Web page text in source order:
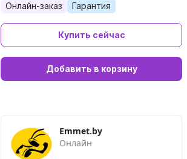
Онлайн-заказ Гарантия
Купить сейчас
Добавить в корзину
Emmet.by
Онлайн